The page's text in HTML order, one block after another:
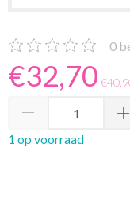
0
€32,70
1 op voorraad